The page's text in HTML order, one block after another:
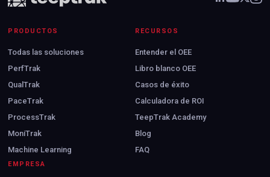
PRODUCTOS
Todas las soluciones
PerfTrak
QualTrak
PaceTrak
ProcessTrak
MoniTrak
Machine Learning
RECURSOS
Entender el OEE
Libro blanco OEE
Casos de éxito
Calculadora de ROI
TeepTrak Academy
Blog
FAQ
EMPRESA